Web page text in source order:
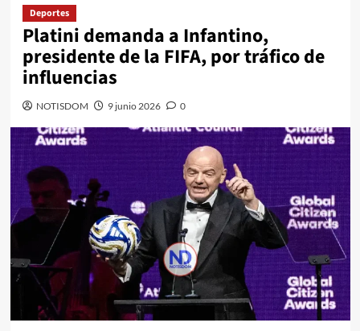
Deportes
Platini demanda a Infantino,
presidente de la FIFA, por tráfico de
influencias
NOTISDOM 9 junio 2026 0